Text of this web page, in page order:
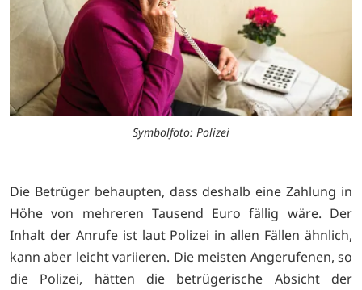
Symbolfoto: Polizei
Die Betrüger behaupten, dass deshalb eine Zahlung in
Höhe von mehreren Tausend Euro fällig wäre. Der
Inhalt der Anrufe ist laut Polizei in allen Fällen ähnlich,
kann aber leicht variieren. Die meisten Angerufenen, so
die Polizei, hätten die betrügerische Absicht der